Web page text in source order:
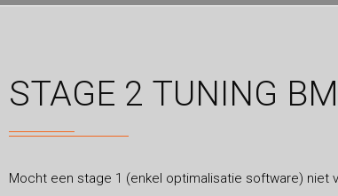
STAGE 2 TUNING
Mocht een stage 1 (enkel optimalisatie software) niet